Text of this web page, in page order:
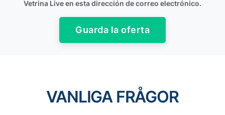
Vetrina Live en esta dirección de correo electrónico.
Guarda la oferta
VANLIGA FRÅGOR